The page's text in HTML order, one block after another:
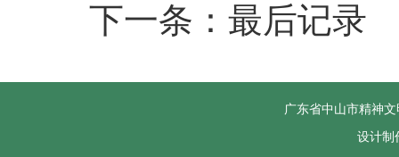
下一条：最后记录
广东省中山市精神
设计制